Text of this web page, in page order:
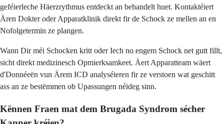
geféierleche Häerzrythmus entdeckt an behandelt huet. Kontaktéiert
Ären Dokter oder Apparatklinik direkt fir de Schock ze mellen an en
Nofolgetermin ze plangen.
Wann Dir méi Schocken kritt oder Iech no engem Schock net gutt fillt,
sicht direkt medizinesch Opmierksamkeet. Äert Apparatteam wäert
d'Donnéeën vun Ärem ICD analyséieren fir ze verstoen wat geschitt
ass an ze bestëmmen ob Upassungen néideg sinn.
Kënnen Fraen mat dem Brugada Syndrom sécher